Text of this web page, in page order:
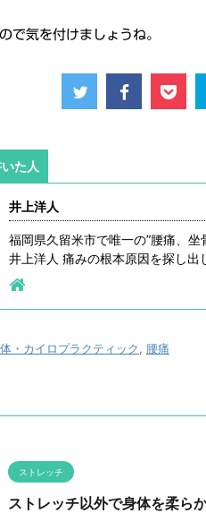
で気を付けましょうね。
た人
井上洋人
福岡県久留米市で唯一の”腰痛、
井上洋人 痛みの根本原因を探し出
・カイロプラクティック, 腰痛
ストレッチ
ストレッチ以外で身体を柔ら